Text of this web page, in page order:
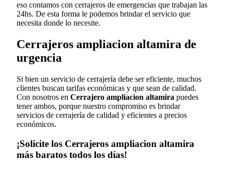
eso contamos con cerrajeros de emergencias que trabajan las
24hs. De esta forma le podemos brindar el servicio que
necesita donde lo necesite.
Cerrajeros ampliacion altamira de
urgencia
Si bien un servicio de cerrajería debe ser eficiente, muchos
clientes buscan tarifas económicas y que sean de calidad.
Con nosotros en Cerrajero ampliacion altamira puedes
tener ambos, porque nuestro compromiso es brindar
servicios de cerrajería de calidad y eficientes a precios
económicos.
¡Solicite los Cerrajeros ampliacion altamira
más baratos todos los días!